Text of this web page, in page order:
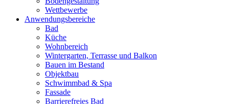
Wettbewerbe
Anwendungsbereiche
Bad
Küche
Wohnbereich
Wintergarten, Terrasse und Balkon
Bauen im Bestand
Objektbau
Schwimmbad & Spa
Fassade
Barrierefreies Bad